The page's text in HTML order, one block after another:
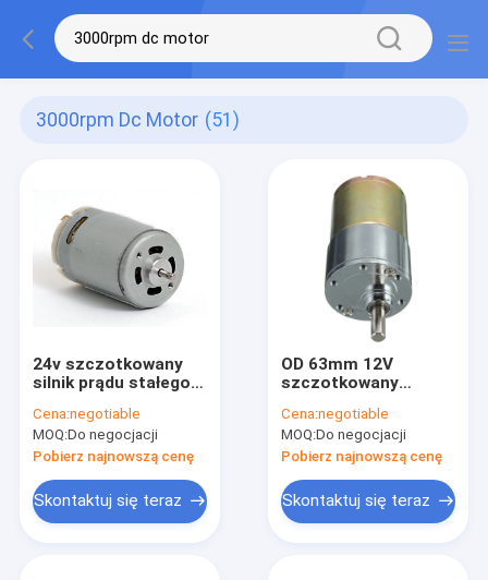
3000rpm Dc Motor (51)
24v szczotkowany
silnik prądu stałego
15w 30w 50w 100w
150w
Cena:negotiable
MOQ:Do negocjacji
Pobierz najnowszą cenę
Skontaktuj się teraz
OD 63mm 12V
szczotkowany
stałego o wysokim
momencie
obrotowym
Cena:negotiable
MOQ:Do negocjacji
Pobierz najnowszą cenę
Skontaktuj się teraz